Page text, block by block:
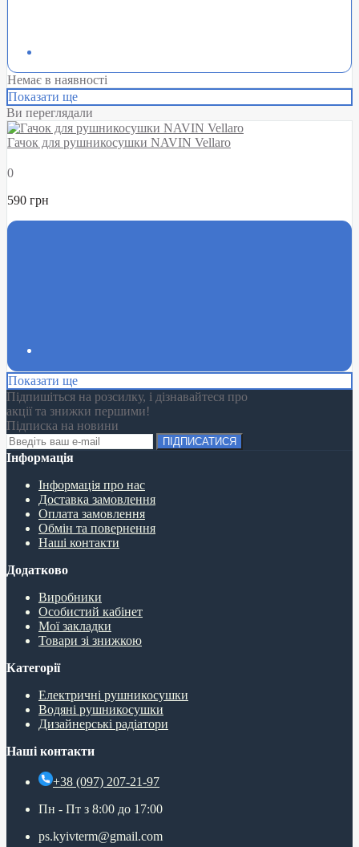
Немає в наявності
Показати ще
Ви переглядали
Гачок для рушникосушки NAVIN Vellaro
0
590 грн
Показати ще
Підпишіться на розсилку, і дізнавайтеся про
акції та знижки першими!
Підписка на новини
ПІДПИСАТИСЯ
Інформація
Інформація про нас
Доставка замовлення
Оплата замовлення
Обмін та повернення
Наші контакти
Додатково
Виробники
Особистий кабінет
Мої закладки
Товари зі знижкою
Категорії
Електричні рушникосушки
Водяні рушникосушки
Дизайнерські радіатори
Наші контакти
+38 (097) 207-21-97
Пн - Пт з 8:00 до 17:00
ps.kyivterm@gmail.com